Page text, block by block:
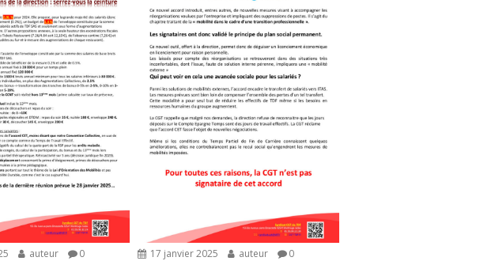
auteur 0 17 janvier 2025 auteur 0